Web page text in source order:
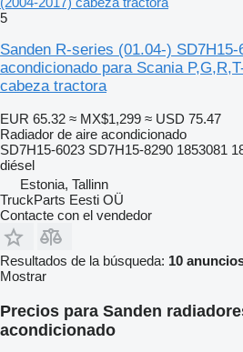
5
Sanden R-series (01.04-)
acondicionado para Scania
cabeza tractora
EUR 65.32 ≈ MX$1,299 ≈ USD 75.47
Radiador de aire acondicionado
SD7H15-6023 SD7H15-8290 1853081
diésel
Estonia, Tallinn
TruckParts Eesti OÜ
Contacte con el vendedor
Resultados de la búsqueda: 10
Mostrar
Precios para Sanden
acondicionado